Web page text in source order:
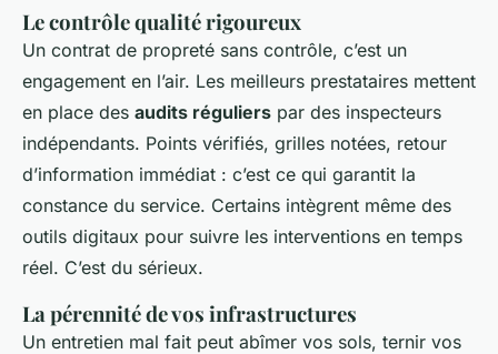
Le contrôle qualité rigoureux
Un contrat de propreté sans contrôle, c’est un
engagement en l’air. Les meilleurs prestataires mettent
en place des audits réguliers par des inspecteurs
indépendants. Points vérifiés, grilles notées, retour
d’information immédiat : c’est ce qui garantit la
constance du service. Certains intègrent même des
outils digitaux pour suivre les interventions en temps
réel. C’est du sérieux.
La pérennité de vos infrastructures
Un entretien mal fait peut abîmer vos sols, ternir vos